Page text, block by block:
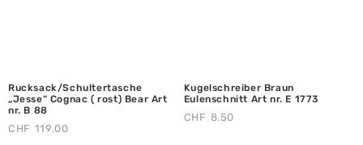
Rucksack/Schultertasche
„Jesse“ Cognac ( rost) Bear Art
nr. B 88
CHF 119.00
Kugelschreiber Braun
Eulenschnitt Art nr. E 1773
CHF 8.50